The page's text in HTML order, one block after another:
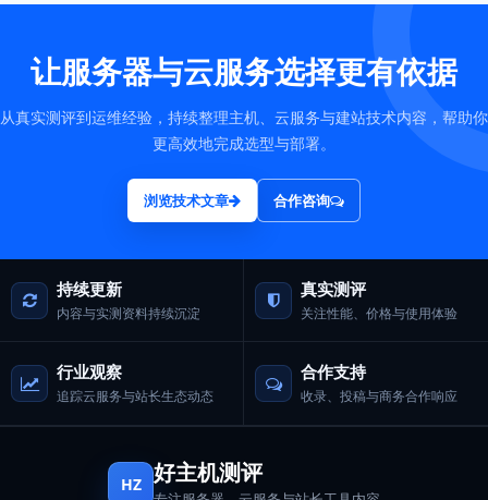
让服务器与云服务选择更有依据
从真实测评到运维经验，持续整理主机、云服务与建站技术内容，帮助你
更高效地完成选型与部署。
浏览技术文章 合作咨询
持续更新
内容与实测资料持续沉淀
真实测评
关注性能、价格与使用体验
行业观察
追踪云服务与站长生态动态
合作支持
收录、投稿与商务合作响应
HZ 好主机测评